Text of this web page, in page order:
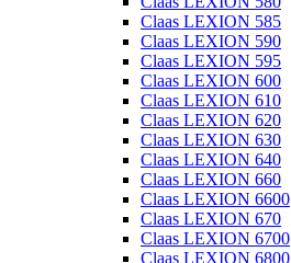
Claas LEXION 585
Claas LEXION 590
Claas LEXION 595
Claas LEXION 600
Claas LEXION 610
Claas LEXION 620
Claas LEXION 630
Claas LEXION 640
Claas LEXION 660
Claas LEXION 6600
Claas LEXION 670
Claas LEXION 6700
Claas LEXION 6800